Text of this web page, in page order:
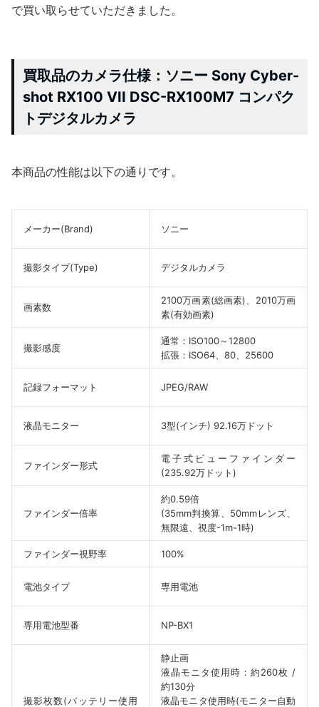
で買い取らせていただきました。
買取品のカメラ仕様：ソニー Sony Cyber-
shot RX100 VII DSC-RX100M7 コンパク
トデジタルカメラ
本商品の性能は以下の通りです。
メーカー(Brand) ソニー
撮影タイプ(Type) デジタルカメラ
画素数
2100万画素(総画素)、2010万画
素(有効画素)
撮影感度
通常：ISO100～12800
拡張：ISO64、80、25600
記録フォーマット JPEG/RAW
液晶モニター 3型(インチ) 92.16万ドット
ファインダー形式
電子式ビューファインダー
(235.92万ドット)
ファインダー倍率
約0.59倍
(35mm判換算、50mmレンズ、
無限遠、視度-1m-1時)
ファインダー視野率 100%
電池タイプ 専用電池
専用電池型番 NP-BX1
撮影枚数(バッテリー使用
静止画
液晶モニタ使用時：約260枚 /
約130分
液晶モニタ使用時(モニター自動